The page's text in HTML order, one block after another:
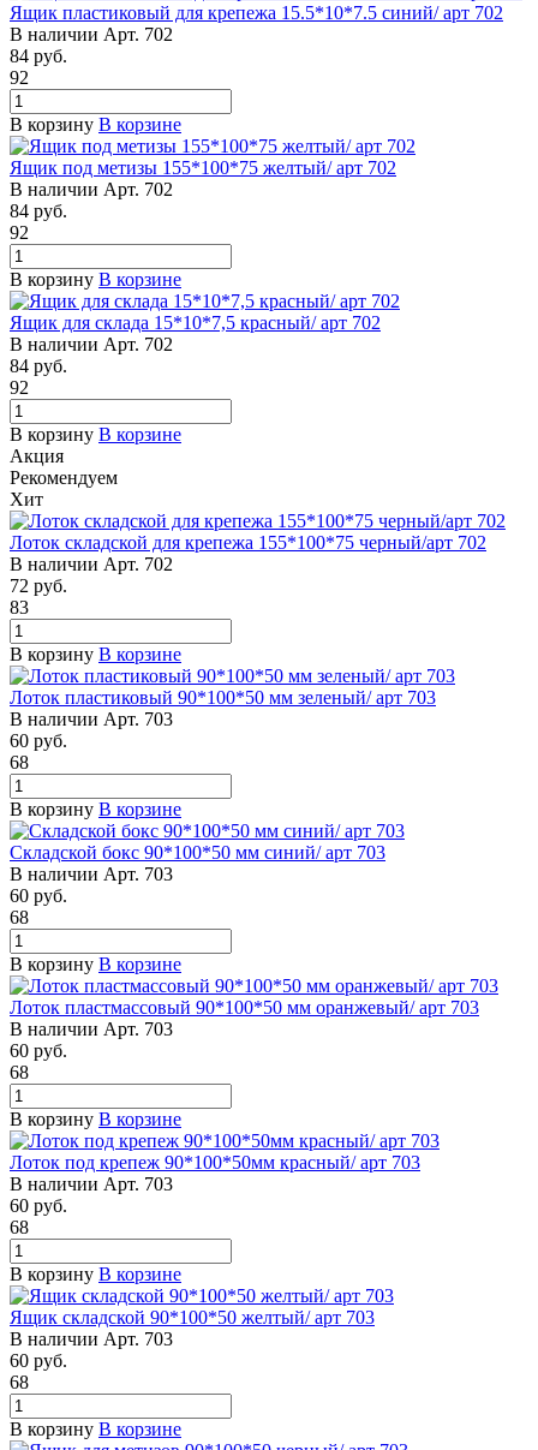
Ящик пластиковый для крепежа 15.5*10*7.5 синий/ арт 702
В наличии Арт. 702
84 руб.
92
В корзину В корзине
Ящик под метизы 155*100*75 желтый/ арт 702
В наличии Арт. 702
84 руб.
92
В корзину В корзине
Ящик для склада 15*10*7,5 красный/ арт 702
В наличии Арт. 702
84 руб.
92
В корзину В корзине
Акция
Рекомендуем
Хит
Лоток складской для крепежа 155*100*75 черный/арт 702
В наличии Арт. 702
72 руб.
83
В корзину В корзине
Лоток пластиковый 90*100*50 мм зеленый/ арт 703
В наличии Арт. 703
60 руб.
68
В корзину В корзине
Складской бокс 90*100*50 мм синий/ арт 703
В наличии Арт. 703
60 руб.
68
В корзину В корзине
Лоток пластмассовый 90*100*50 мм оранжевый/ арт 703
В наличии Арт. 703
60 руб.
68
В корзину В корзине
Лоток под крепеж 90*100*50мм красный/ арт 703
В наличии Арт. 703
60 руб.
68
В корзину В корзине
Ящик складской 90*100*50 желтый/ арт 703
В наличии Арт. 703
60 руб.
68
В корзину В корзине